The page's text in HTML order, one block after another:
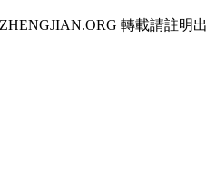
轉載請註明出